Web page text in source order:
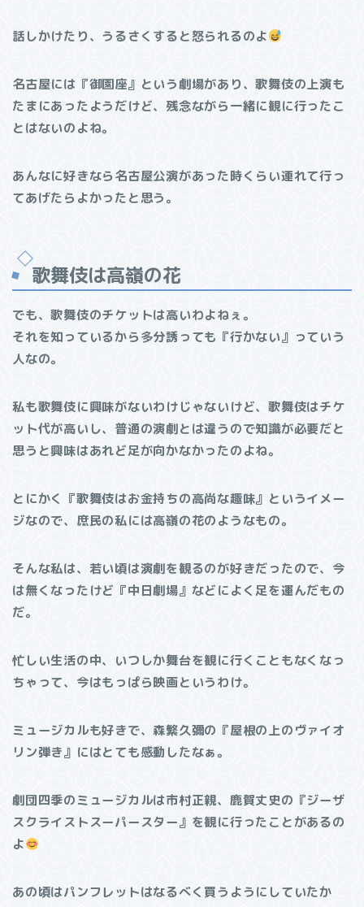
話しかけたり、うるさくすると怒られるのよ
名古屋には『御園座』という劇場があり、歌舞伎の上演も
たまにあったようだけど、残念ながら一緒に観に行ったこ
とはないのよね。
あんなに好きなら名古屋公演があった時くらい連れて行っ
てあげたらよかったと思う。
歌舞伎は高嶺の花
でも、歌舞伎のチケットは高いわよねぇ。
それを知っているから多分誘っても『行かない』っていう
人なの。
私も歌舞伎に興味がないわけじゃないけど、歌舞伎はチケ
ット代が高いし、普通の演劇とは違うので知識が必要だと
思うと興味はあれど足が向かなかったのよね。
とにかく『歌舞伎はお金持ちの高尚な趣味』というイメー
ジなので、庶民の私には高嶺の花のようなもの。
そんな私は、若い頃は演劇を観るのが好きだったので、今
は無くなったけど『中日劇場』などによく足を運んだもの
だ。
忙しい生活の中、いつしか舞台を観に行くこともなくなっ
ちゃって、今はもっぱら映画というわけ。
ミュージカルも好きで、森繁久彌の『屋根の上のヴァイオ
リン弾き』にはとても感動したなぁ。
劇団四季のミュージカルは市村正親、鹿賀丈史の『ジーザ
スクライストスーパースター』を観に行ったことがあるの
よ
あの頃はパンフレットはなるべく買うようにしていたか